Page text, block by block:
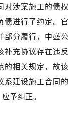
对涉案施工的债
债进行了约定。
部分履行，中盛
补充协议存在违
的相关规定，故
系建设施工合同
予纠正。